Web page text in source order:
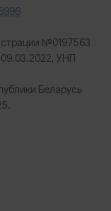
№0197563
УНП
Беларусь